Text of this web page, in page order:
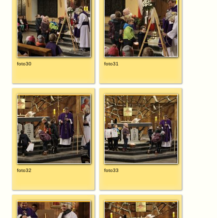
foto30 foto31
foto32 foto33